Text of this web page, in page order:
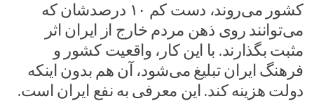
کشور می‌روند، دست کم ۱۰ درصدشان که
می‌توانند روی ذهن مردم خارج از ایران اثر
مثبت بگذارند. با این کار، واقعیت کشور و
فرهنگ ایران تبلیغ می‌شود، آن هم بدون اینکه
دولت هزینه کند. این معرفی به نفع ایران است.